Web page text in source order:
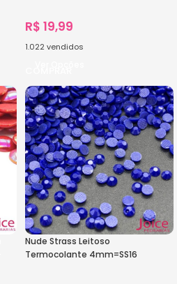
R$ 19,99
1.022 vendidos
Nude Strass Leitoso
Termocolante 4mm=SS16